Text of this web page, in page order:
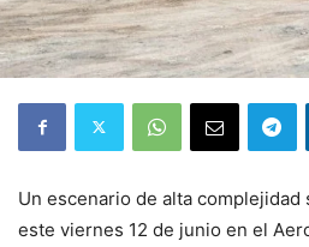
Un escenario de alta complejidad
este viernes 12 de junio en el